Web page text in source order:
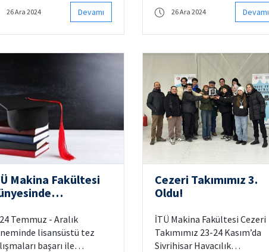
in The Boeing
and/or aerospace
The scholarship
will be available for
time enrollment is
for students to be
for the program.
26 Ara 2024 Devamı 26 Ara 2024 Devamı
Makina Fakültesi
Tez
Temmuz - Aralık
lisansüstü tez
başarı ile
Cezeri Takımımız 3.
Oldu!
İTÜ Makina Fakültesi Cezeri
Takımımız 23-24 Kasım’da
Sivrihisar Havacılık